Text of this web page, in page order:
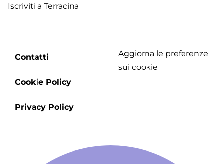
Iscriviti a Terracina
Footer
Contatti
Cookie Policy
Privacy Policy
Aggiorna le preferenze
sui cookie